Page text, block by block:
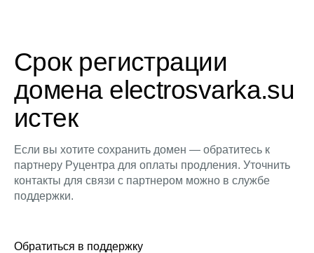
Срок регистрации
домена electrosvarka.su
истек
Если вы хотите сохранить домен — обратитесь к
партнеру Руцентра для оплаты продления. Уточнить
контакты для связи с партнером можно в службе
поддержки.
Обратиться в поддержку